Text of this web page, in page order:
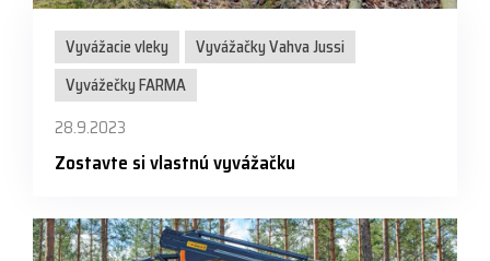
Vyvážacie vleky
Vyvážačky Vahva Jussi
Vyvážečky FARMA
28.9.2023
Zostavte si vlastnú vyvážačku